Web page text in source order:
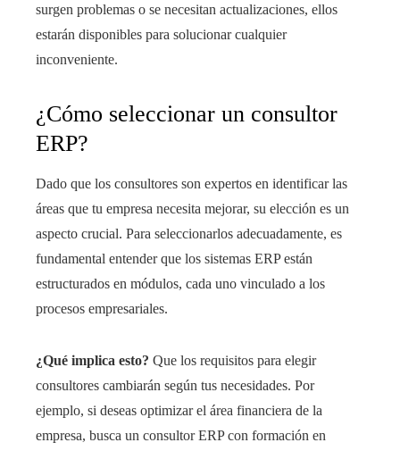
surgen problemas o se necesitan actualizaciones, ellos
estarán disponibles para solucionar cualquier
inconveniente.
¿Cómo seleccionar un consultor
ERP?
Dado que los consultores son expertos en identificar las
áreas que tu empresa necesita mejorar, su elección es un
aspecto crucial. Para seleccionarlos adecuadamente, es
fundamental entender que los sistemas ERP están
estructurados en módulos, cada uno vinculado a los
procesos empresariales.
¿Qué implica esto? Que los requisitos para elegir
consultores cambiarán según tus necesidades. Por
ejemplo, si deseas optimizar el área financiera de la
empresa, busca un consultor ERP con formación en